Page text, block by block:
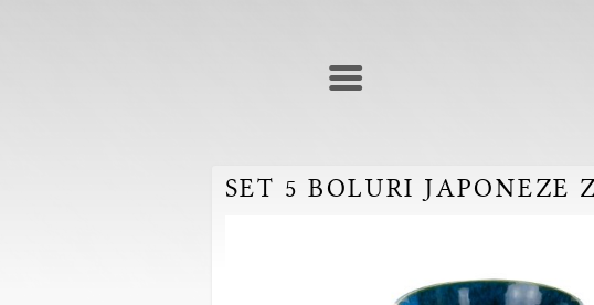
SET 5 BOLURI JAPONEZE